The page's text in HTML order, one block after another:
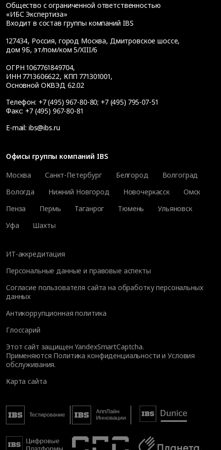
Общество с ограниченной ответственностью
«ИБС Экспертиза»
Входит в состав группы компаний IBS
127434, Россия, город Москва, Дмитровское шоссе,
дом 9Б, эт/пом/ком 5/XIII/6
ОГРН 1067761849704,
ИНН 7713606622, КПП 771301001,
Основной ОКВЭД 62.02
Телефон: +7 (495) 967-80-80; +7 (495) 795-07-51
Факс: +7 (495) 967-80-81
E-mail: ibs@ibs.ru
Офисы группы компаний IBS
Москва
Санкт-Петербург Белгород
Волгоград
Вологда
Нижний Новгород Новочеркасск
Омск
Пенза
Пермь Таганрог Тюмень
Ульяновск
Уфа
Шахты
ИТ-аккредитация
Персональные данные и правовые аспекты
Согласие пользователя сайта на обработку персональных
данных
Антикоррупционная политика
Глоссарий
Этот сайт защищен YandexSmartCaptcha.
Применяются Политика конфиденциальности иУсловия
обслуживания.
Карта сайта